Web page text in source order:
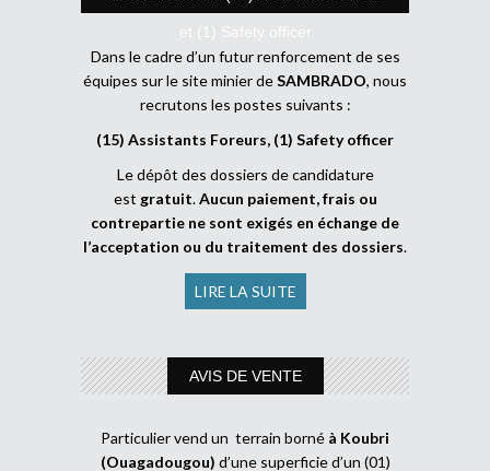
et (1) Safety officer
Dans le cadre d’un futur renforcement de ses
équipes sur le site minier deSAMBRADO, nous
recrutons les postes suivants :
(15) Assistants Foreurs, (1) Safety officer
Le dépôt des dossiers de candidature
est gratuit.Aucun paiement, frais ou
contrepartie ne sont exigés en échange de
l’acceptation ou du traitement des dossiers.
LIRE LA SUITE
AVIS DE VENTE
Particulier vend un terrain borné à Koubri
(Ouagadougou) d’une superficie d’un (01)